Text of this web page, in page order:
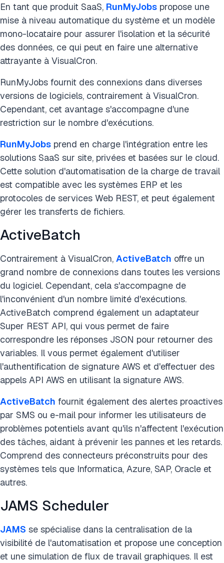
En tant que produit SaaS, RunMyJobs propose une
mise à niveau automatique du système et un modèle
mono-locataire pour assurer l'isolation et la sécurité
des données, ce qui peut en faire une alternative
attrayante à VisualCron.
RunMyJobs fournit des connexions dans diverses
versions de logiciels, contrairement à VisualCron.
Cependant, cet avantage s'accompagne d'une
restriction sur le nombre d'exécutions.
RunMyJobs prend en charge l'intégration entre les
solutions SaaS sur site, privées et basées sur le cloud.
Cette solution d'automatisation de la charge de travail
est compatible avec les systèmes ERP et les
protocoles de services Web REST, et peut également
gérer les transferts de fichiers.
ActiveBatch
Contrairement à VisualCron, ActiveBatch offre un
grand nombre de connexions dans toutes les versions
du logiciel. Cependant, cela s'accompagne de
l'inconvénient d'un nombre limité d'exécutions.
ActiveBatch comprend également un adaptateur
Super REST API, qui vous permet de faire
correspondre les réponses JSON pour retourner des
variables. Il vous permet également d'utiliser
l'authentification de signature AWS et d'effectuer des
appels API AWS en utilisant la signature AWS.
ActiveBatch fournit également des alertes proactives
par SMS ou e-mail pour informer les utilisateurs de
problèmes potentiels avant qu'ils n'affectent l'exécution
des tâches, aidant à prévenir les pannes et les retards.
Comprend des connecteurs préconstruits pour des
systèmes tels que Informatica, Azure, SAP, Oracle et
autres.
JAMS Scheduler
JAMS se spécialise dans la centralisation de la
visibilité de l'automatisation et propose une conception
et une simulation de flux de travail graphiques. Il est